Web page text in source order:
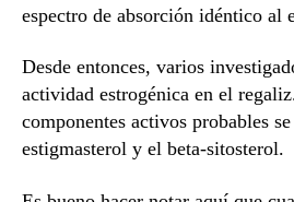
espectro de absorción idéntico al
Desde entonces, varios
actividad estrogénica en el
componentes activos probables
estigmasterol y el beta-sitosterol.